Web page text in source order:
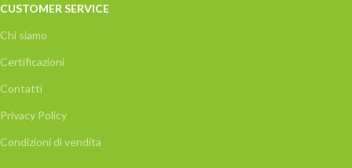
CUSTOMER SERVICE
Chi siamo
Certificazioni
Contatti
Privacy Policy
Condizioni di vendita